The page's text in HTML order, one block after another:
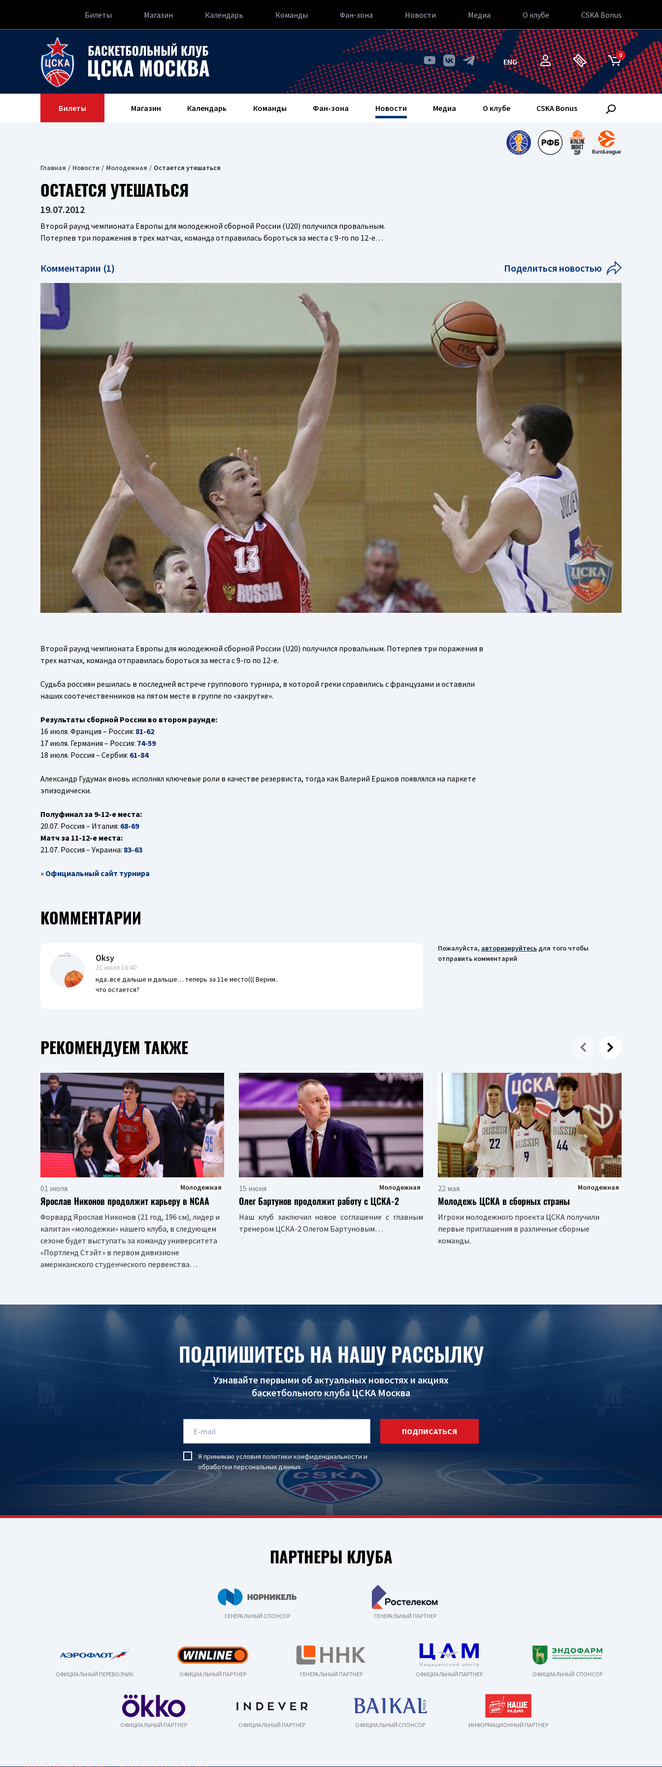
Билеты Магазин Календарь Команды Фан-зона Новости Медиа О клубе CSKA Bonus
ENG
0
Билеты Магазин Календарь Команды Фан-зона Новости Медиа О клубе CSKA Bonus
Главная Новости Молодежная Остается утешаться
ОСТАЕТСЯ УТЕШАТЬСЯ
19.07.2012
Второй раунд чемпионата Европы для молодежной сборной России (U20) получился провальным.
Потерпев три поражения в трех матчах, команда отправилась бороться за места с 9-го по 12-е…
Комментарии (1) Поделиться новостью
Второй раунд чемпионата Европы для молодежной сборной России (U20) получился провальным. Потерпев три поражения в
трех матчах, команда отправилась бороться за места с 9-го по 12-е.
Судьба россиян решилась в последней встрече группового турнира, в которой греки справились с французами и оставили
наших соотечественников на пятом месте в группе по «закрутке».
Результаты сборной России во втором раунде:
16 июля. Франция – Россия: 81-62
17 июля. Германия – Россия: 74-59
18 июля. Россия – Сербия: 61-84
Александр Гудумак вновь исполнял ключевые роли в качестве резервиста, тогда как Валерий Ершков появлялся на паркете
эпизодически.
Полуфинал за 9-12-е места:
20.07. Россия – Италия: 68-69
Матч за 11-12-е места:
21.07. Россия – Украина: 83-63
» Официальный сайт турнира
КОММЕНТАРИИ
Oksy
21 июля 18:40
нда..все дальше и дальше… теперь за 11е место((( Верим..
что остается?
Пожалуйста, авторизируйтесьдля того чтобы
отправить комментарий
РЕКОМЕНДУЕМ ТАКЖЕ
01 июля Молодежная
Ярослав Никонов продолжит карьеру в NCAA
Форвард Ярослав Никонов (21 год, 196 см), лидер и
капитан «молодежки» нашего клуба, в следующем
сезоне будет выступать за команду университета
«Портленд Стэйт» в первом дивизионе
американского студенческого первенства…
15 июня Молодежная
Олег Бартунов продолжит работу с ЦСКА-2
Наш клуб заключил новое соглашение с главным
тренером ЦСКА-2 Олегом Бартуновым…
22 мая Молодежная
Молодежь ЦСКА в сборных страны
Игроки молодежного проекта ЦСКА получили
первые приглашения в различные сборные
команды.
ПОДПИШИТЕСЬ НА НАШУ РАССЫЛКУ
Узнавайте первыми об актуальных новостях и акциях
баскетбольного клуба ЦСКА Москва
Я принимаю условия политики конфиденциальности и
обработки персональных данных.
ПОДПИСАТЬСЯ
ПАРТНЕРЫ КЛУБА
ГЕНЕРАЛЬНЫЙ СПОНСОР ГЕНЕРАЛЬНЫЙ ПАРТНЕР
ОФИЦИАЛЬНЫЙ ПЕРЕВОЗЧИК ОФИЦИАЛЬНЫЙ ПАРТНЕР ГЕНЕРАЛЬНЫЙ ПАРТНЕР ОФИЦИАЛЬНЫЙ ПАРТНЕР ОФИЦИАЛЬНЫЙ СПОНСОР
ОФИЦИАЛЬНЫЙ ПАРТНЕР ОФИЦИАЛЬНЫЙ ПАРТНЕР ОФИЦИАЛЬНЫЙ СПОНСОР ИНФОРМАЦИОННЫЙ ПАРТНЕР